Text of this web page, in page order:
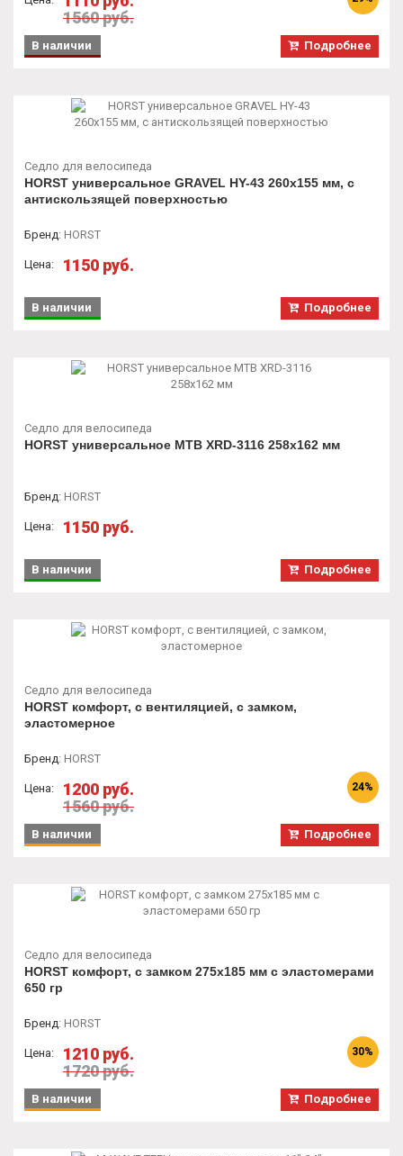
1560 руб.
Подробнее
В наличии
Седло для велосипеда
HORST универсальное GRAVEL HY-43 260х155 мм, с
антискользящей поверхностью
Бренд: HORST
Цена: 1150 руб.
Подробнее
В наличии
Седло для велосипеда
HORST универсальное MTB XRD-3116 258х162 мм
Бренд: HORST
Цена: 1150 руб.
Подробнее
В наличии
Седло для велосипеда
HORST комфорт, с вентиляцией, с замком,
эластомерное
Бренд: HORST
Цена:
1200 руб.
1560 руб.
24%
Подробнее
В наличии
Седло для велосипеда
HORST комфорт, с замком 275x185 мм с эластомерами
650 гр
Бренд: HORST
Цена:
1210 руб.
1720 руб.
30%
Подробнее
В наличии